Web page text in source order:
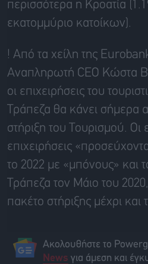
περισσότερα η Κροατία
εκατομμύριο κατοίκων).
! Από τα χείλη της
Αναπληρωτή CEO Κώστα
οι επιχειρήσεις του
Τράπεζα θα κάνει σήμερα
στήριξη του Τουρισμού. Οι
επιχειρήσεις
το 2022 με «μπόνους» και
Τράπεζα τον Μάιο του
πακέτο στήριξης μέχρι και
Ακολουθήστε το
News για άμεση και